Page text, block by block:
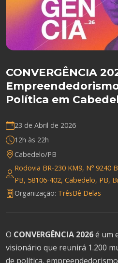
CONVERGÊNCIA
Política em
23 de Abril de 2026
12h às 22h
Cabedelo/PB
Rodovia BR-230 KM9, Nº 9240
PB, 58106-402, Cabedelo, PB,
Organização: TrêsBê Delas
O CONVERGÊNCIA 2026é um
visionário que reunirá 1.200
de política,